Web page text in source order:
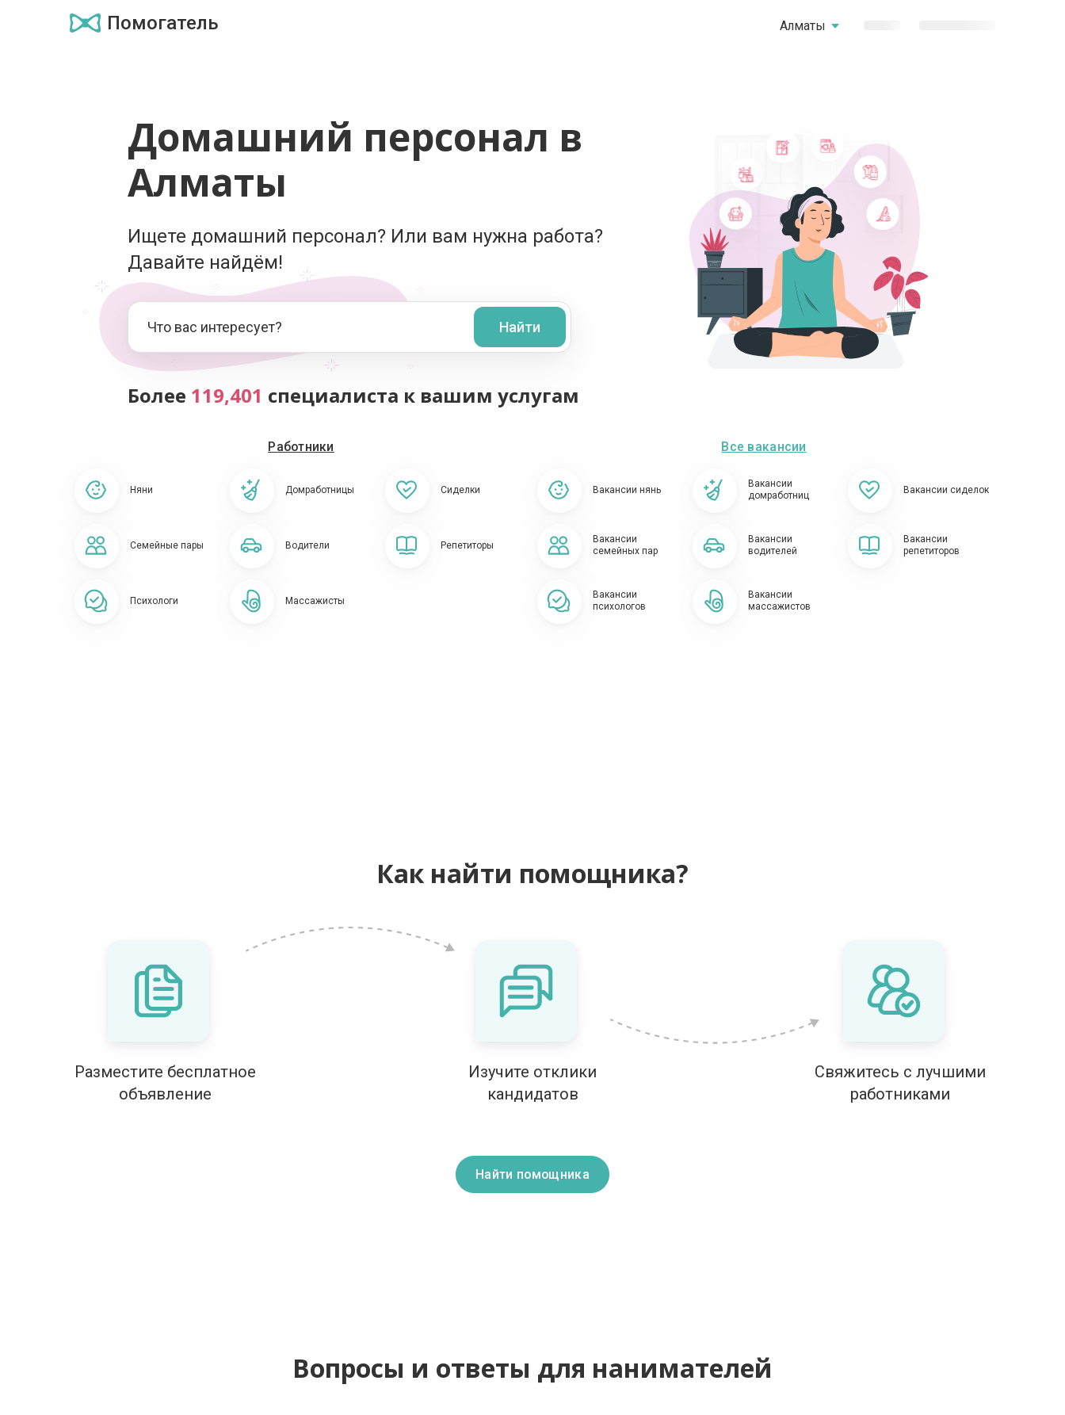
Помогатель Алматы
Домашний персонал в
Алматы
Ищете домашний персонал? Или вам нужна работа?
Давайте найдём!
Что вас интересует? Найти
Более 119,401 специалиста к вашим услугам
Работники
Няни Домработницы Сиделки
Семейные пары Водители Репетиторы
Психологи Массажисты
Все вакансии
Вакансии нянь
Вакансии
домработниц
Вакансии сиделок
Вакансии
семейных пар
Вакансии
водителей
Вакансии
репетиторов
Вакансии
психологов
Вакансии
массажистов
Как найти помощника?
Разместите бесплатное
объявление
Изучите отклики
кандидатов
Свяжитесь с лучшими
работниками
Найти помощника
Вопросы и ответы для нанимателей